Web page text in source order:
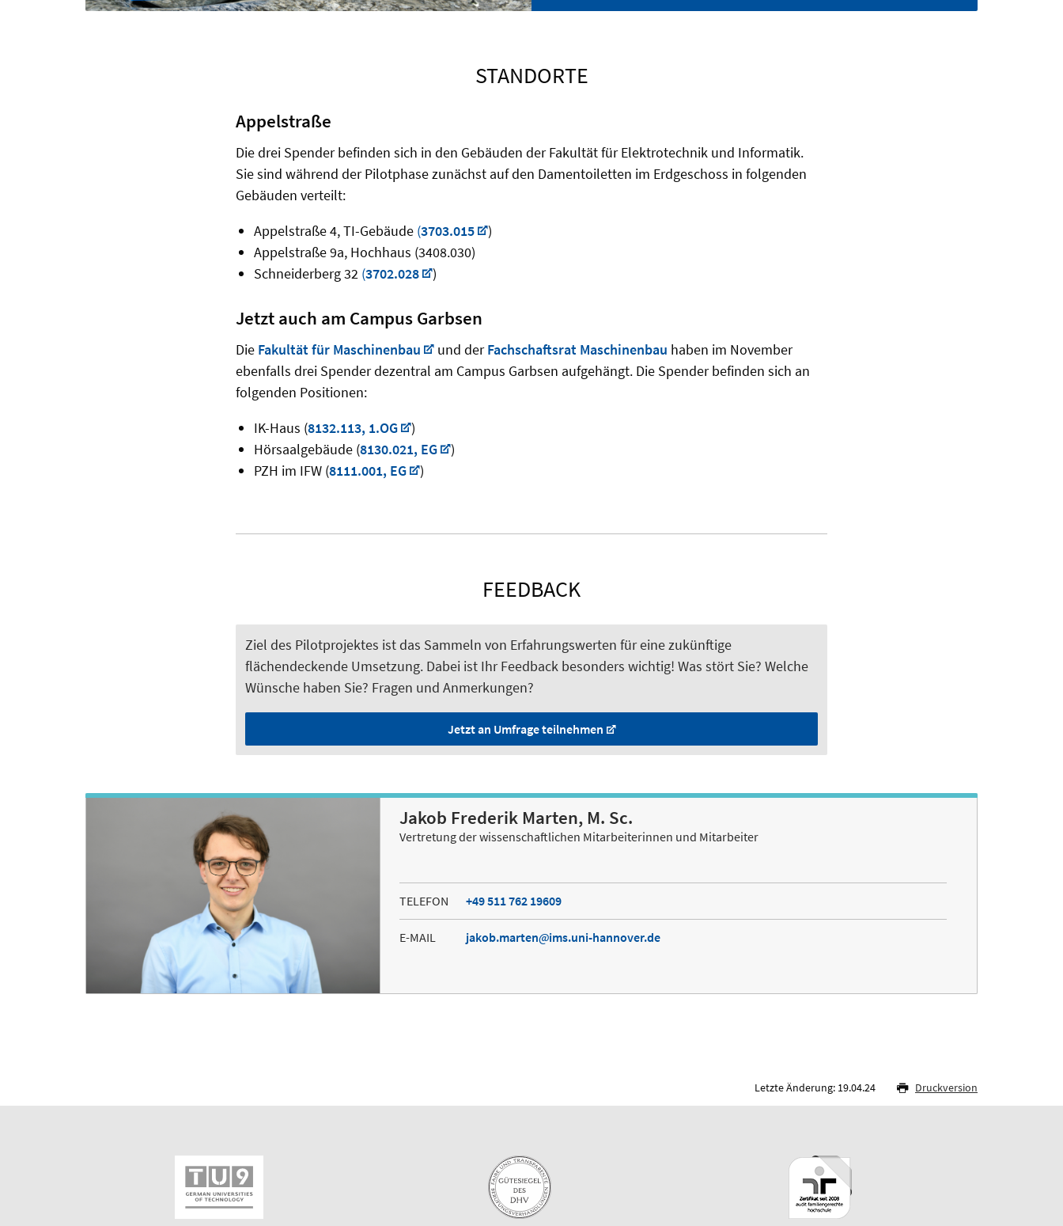
STANDORTE
Appelstraße
Die drei Spender befinden sich in den Gebäuden der Fakultät für Elektrotechnik und Informatik.
Sie sind während der Pilotphase zunächst auf den Damentoiletten im Erdgeschoss in folgenden
Gebäuden verteilt:
Appelstraße 4, TI-Gebäude (3703.015
)
Appelstraße 9a, Hochhaus (3408.030)
Schneiderberg 32 (3702.028 )
Jetzt auch am Campus Garbsen
Die Fakultät für Maschinenbau und derFachschaftsrat Maschinenbau haben im November
ebenfalls drei Spender dezentral am Campus Garbsen aufgehängt. Die Spender befinden sich an
folgenden Positionen:
IK-Haus (8132.113, 1.OG
)
Hörsaalgebäude (8130.021, EG
)
PZH im IFW (8111.001, EG )
FEEDBACK
Ziel des Pilotprojektes ist das Sammeln von Erfahrungswerten für eine zukünftige
flächendeckende Umsetzung. Dabei ist Ihr Feedback besonders wichtig! Was stört Sie? Welche
Wünsche haben Sie? Fragen und Anmerkungen?
Jetzt an Umfrage teilnehmen
Jakob Frederik Marten, M. Sc.
Vertretung der wissenschaftlichen Mitarbeiterinnen und Mitarbeiter
TELEFON +49 511 762 19609
E-MAIL jakob.marten ims.uni-hannover.de
Letzte Änderung: 19.04.24 Druckversion